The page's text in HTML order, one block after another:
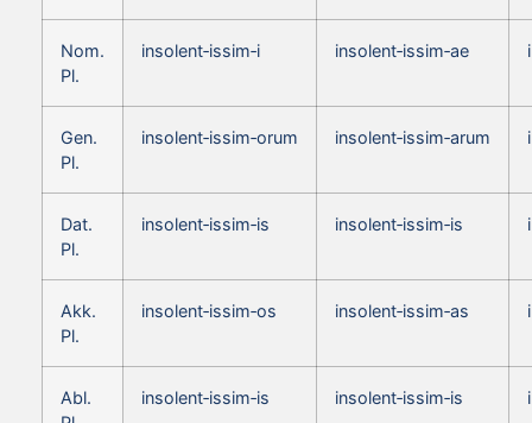
Nom.
Pl.
insolent‑issim‑i insolent‑issim‑ae
Gen.
Pl.
insolent‑issim‑orum insolent‑issim‑arum
Dat.
Pl.
insolent‑issim‑is insolent‑issim‑is
Akk.
Pl.
insolent‑issim‑os insolent‑issim‑as
Abl.
insolent‑issim‑is insolent‑issim‑is